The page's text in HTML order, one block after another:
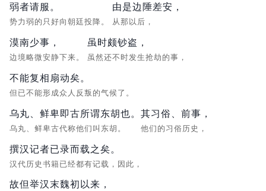
弱者请服。
势力弱的只好向朝廷投降。
由是边陲差安，
从那以后，
漠南少事，
边境略微安静下来。
虽时颇钞盗，
虽然还不时发生抢劫的事，
不能复相扇动矣。
但已不能形成众人反叛的气候了。
乌丸、鲜卑即古所谓东胡也。
乌丸、鲜卑古代称他们叫东胡。
其习俗、前事，
他们的习俗历史，
撰汉记者已录而载之矣。
汉代历史书籍已经都有记载，因此，
故但举汉末魏初以来，